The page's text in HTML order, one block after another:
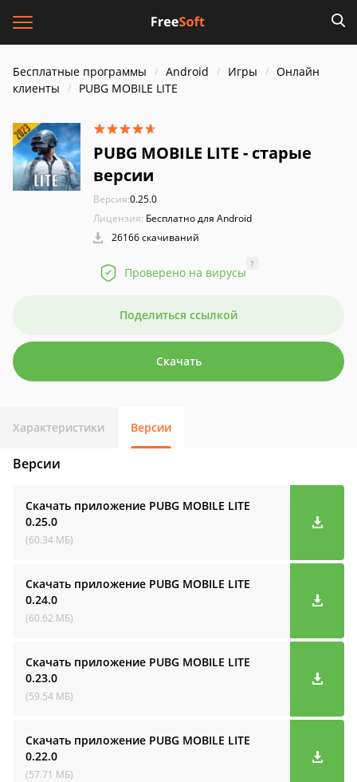
Бесплатные программы Android Игры
Онлайн
клиенты
PUBG MOBILE LITE
PUBG MOBILE LITE - старые
версии
Версия:0.25.0
Лицензия: Бесплатно для Android
26166 скачиваний
Проверено на вирусы
?
Поделиться ссылкой
Скачать
Характеристики Версии
Версии
Скачать приложение PUBG MOBILE LITE
0.25.0
(60.34 МБ)
Скачать приложение PUBG MOBILE LITE
0.24.0
(60.62 МБ)
Скачать приложение PUBG MOBILE LITE
0.23.0
(59.54 МБ)
Скачать приложение PUBG MOBILE LITE
0.22.0
(57.71 МБ)